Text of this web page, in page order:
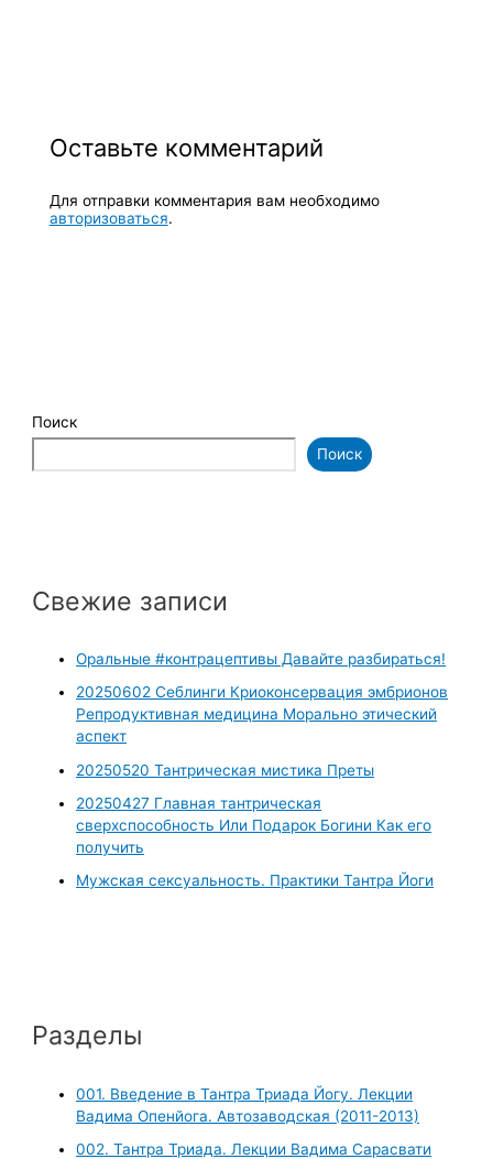
Оставьте комментарий
Для отправки комментария вам необходимо
авторизоваться.
Поиск
Поиск
Свежие записи
Оральные #контрацептивы Давайте разбираться!
20250602 Себлинги Криоконсервация эмбрионов
Репродуктивная медицина Морально этический
аспект
20250520 Тантрическая мистика Преты
20250427 Главная тантрическая
сверхспособность Или Подарок Богини Как его
получить
Мужская сексуальность. Практики Тантра Йоги
Разделы
001. Введение в Тантра Триада Йогу. Лекции
Вадима Опенйога. Автозаводская (2011-2013)
002. Тантра Триада. Лекции Вадима Сарасвати